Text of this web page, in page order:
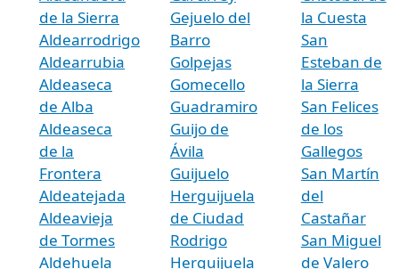
de la Sierra
Aldearrodrigo
Aldearrubia
Aldeaseca
de Alba
Aldeaseca
de la
Frontera
Aldeatejada
Aldeavieja
de Tormes
Aldehuela
Gejuelo del
Barro
Golpejas
Gomecello
Guadramiro
Guijo de
Ávila
Guijuelo
Herguijuela
de Ciudad
Rodrigo
Herguijuela
la Cuesta
San
Esteban de
la Sierra
San Felices
de los
Gallegos
San Martín
del
Castañar
San Miguel
de Valero